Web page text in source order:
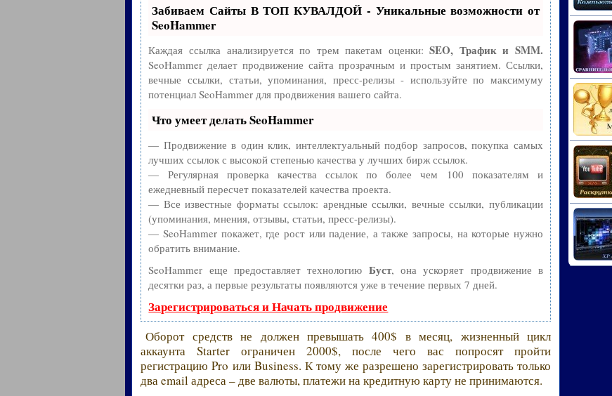
Забиваем Сайты В ТОП КУВАЛДОЙ - Уникальные возможности от
SeoHammer
Каждая ссылка анализируется по трем пакетам оценки:SEO, Трафик и SMM.
SeoHammer делает продвижение сайта прозрачным и простым занятием. Ссылки,
вечные ссылки, статьи, упоминания, пресс-релизы - используйте по максимуму
потенциал SeoHammer для продвижения вашего сайта.
Что умеет делать SeoHammer
— Продвижение в один клик, интеллектуальный подбор запросов, покупка самых
лучших ссылок с высокой степенью качества у лучших бирж ссылок.
— Регулярная проверка качества ссылок по более чем 100 показателям и
ежедневный пересчет показателей качества проекта.
— Все известные форматы ссылок: арендные ссылки, вечные ссылки, публикации
(упоминания, мнения, отзывы, статьи, пресс-релизы).
— SeoHammer покажет, где рост или падение, а также запросы, на которые нужно
обратить внимание.
SeoHammer еще предоставляет технологию Буст, она ускоряет продвижение в
десятки раз, а первые результаты появляются уже в течение первых 7 дней.
Зарегистрироваться и Начать продвижение
Оборот средств не должен превышать 400$ в месяц, жизненный цикл
аккаунта Starter ограничен 2000$, после чего вас попросят пройти
регистрацию Pro или Business. К тому же разрешено зарегистрировать только
два email адреса – две валюты, платежи на кредитную карту не принимаются.